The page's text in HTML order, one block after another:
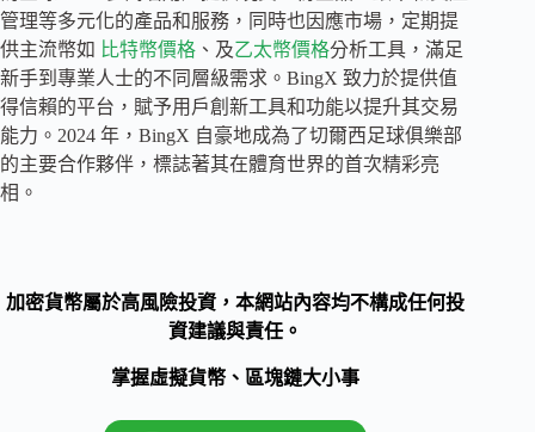
管理等多元化的產品和服務，同時也因應市場，定期提
供主流幣如 比特幣價格 、及乙太幣價格分析工具，滿足
新手到專業人士的不同層級需求。BingX 致力於提供值
得信賴的平台，賦予用戶創新工具和功能以提升其交易
能力。2024 年，BingX 自豪地成為了切爾西足球俱樂部
的主要合作夥伴，標誌著其在體育世界的首次精彩亮
相。
加密貨幣屬於高風險投資，本網站內容均不構成任何投
資建議與責任。
掌握虛擬貨幣、區塊鏈大小事